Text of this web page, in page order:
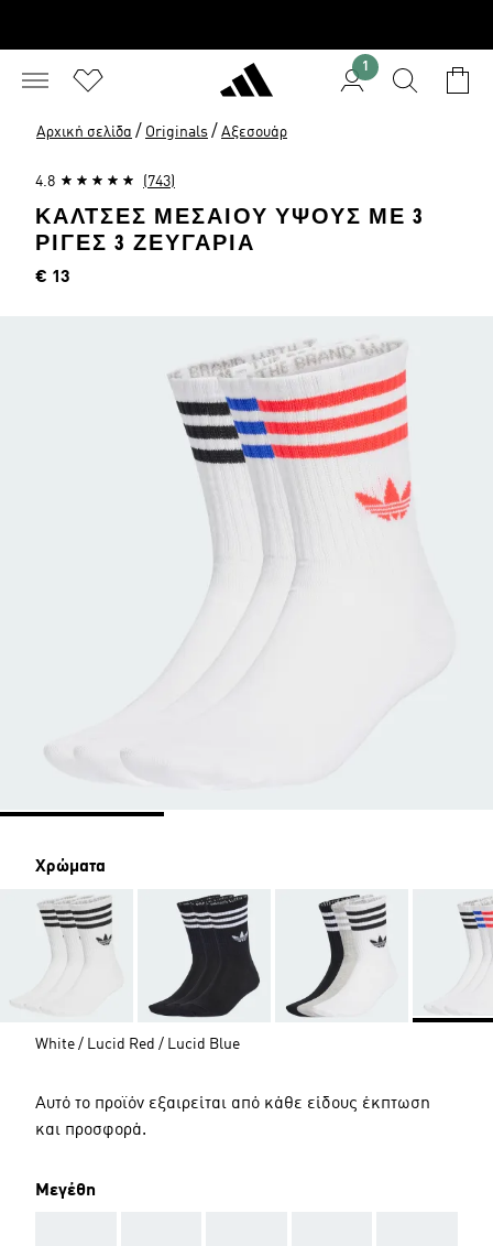
1
Αρχική σελίδα / Originals / Αξεσουάρ
4.8 (743)
ΚΆΛΤΣΕΣ ΜΕΣΑΊΟΥ ΎΨΟΥΣ ΜΕ 3
ΡΊΓΕΣ 3 ΖΕΥΓΆΡΙΑ
Τιμή
€ 13
Χρώματα
White / Lucid Red / Lucid Blue
Αυτό το προϊόν εξαιρείται από κάθε είδους έκπτωση
και προσφορά.
Μεγέθη